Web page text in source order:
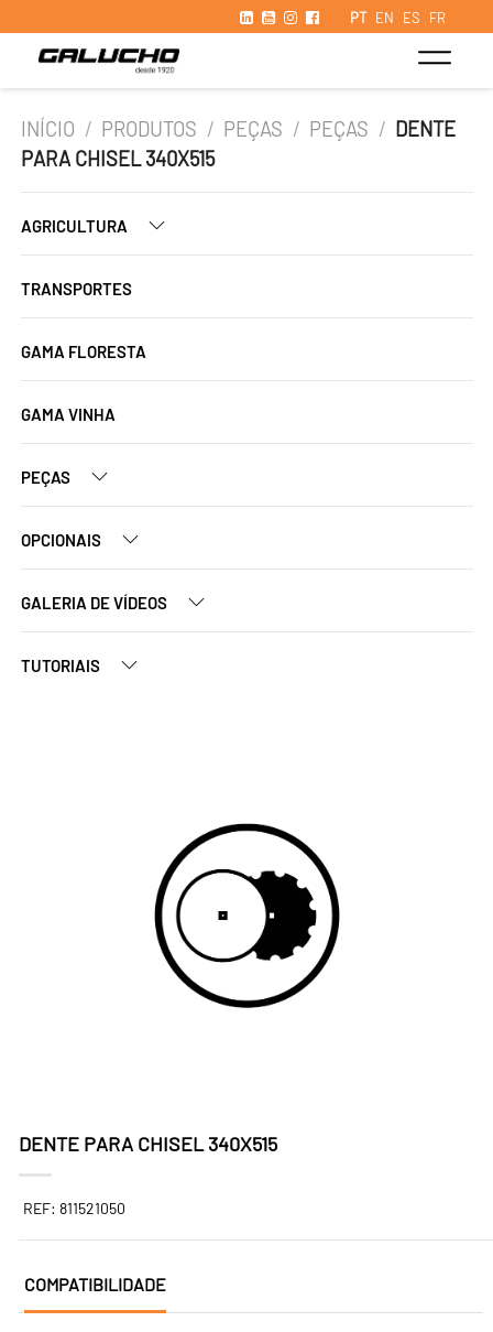
PT EN ES FR
INÍCIO / PRODUTOS / PEÇAS / PEÇAS / DENTE
PARA CHISEL 340X515
AGRICULTURA
TRANSPORTES
GAMA FLORESTA
GAMA VINHA
PEÇAS
OPCIONAIS
GALERIA DE VÍDEOS
TUTORIAIS
DENTE PARA CHISEL 340X515
REF: 811521050
COMPATIBILIDADE